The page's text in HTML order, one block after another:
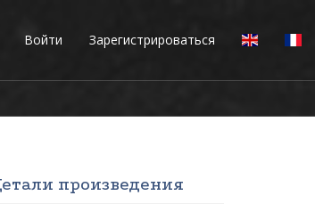
Войти Зарегистрироваться
произведения